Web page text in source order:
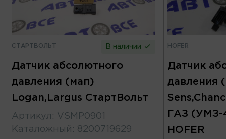
СТАРТВОЛЬТ В наличии
Датчик абсолютного
давления (мап)
Logan,Largus СтартВольт
Артикул : VSMP0901
Каталожный : 8200719629
HOFER
Датчик
давления
ГАЗ (УМЗ-
HOFER